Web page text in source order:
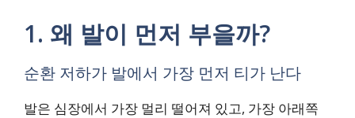
1. 왜 발이 먼저 부을까?
순환 저하가 발에서 가장 먼저 티가 난다
발은 심장에서 가장 멀리 떨어져 있고, 가장 아래쪽